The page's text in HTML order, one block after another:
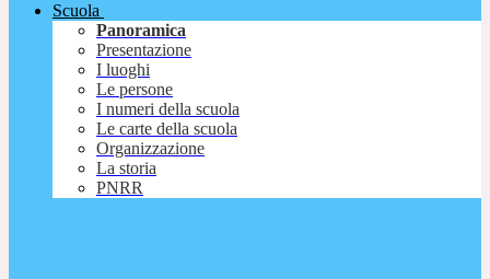
Scuola
Panoramica
Presentazione
I luoghi
Le persone
I numeri della scuola
Le carte della scuola
Organizzazione
La storia
PNRR